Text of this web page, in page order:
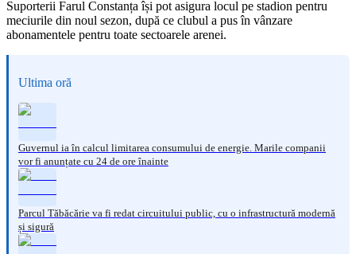
Suporterii Farul Constanța își pot asigura locul pe stadion pentru
meciurile din noul sezon, după ce clubul a pus în vânzare
abonamentele pentru toate sectoarele arenei.
Ultima oră
Guvernul ia în calcul limitarea consumului de energie. Marile companii
vor fi anunțate cu 24 de ore înainte
Parcul Tăbăcărie va fi redat circuitului public, cu o infrastructură modernă
și sigură